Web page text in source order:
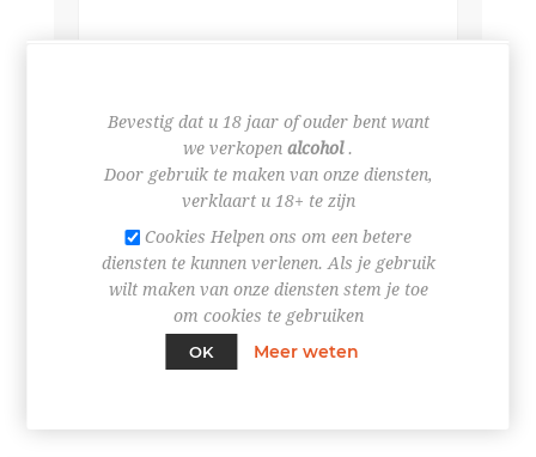
Wachtwoord vergeten?
INLOGGEN
Bevestig dat u 18 jaar of ouder bent want
we verkopen alcohol.
Door gebruik te maken van onze diensten,
verklaart u 18+ te zijn
Cookies Helpen ons om een betere
diensten te kunnen verlenen. Als je gebruik
wilt maken van onze diensten stem je toe
om cookies te gebruiken
OK
Meer weten